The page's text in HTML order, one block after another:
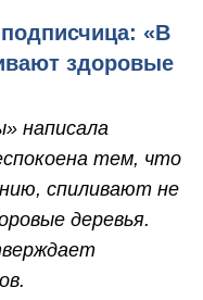
«В
здоровые
написала
тем, что
спиливают не
деревья.